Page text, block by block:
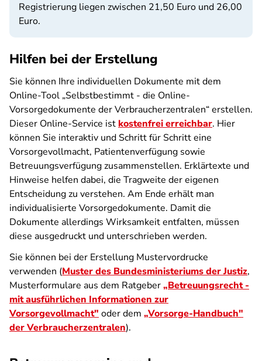
Registrierung liegen zwischen 21,50 Euro und 26,00
Euro.
Hilfen bei der Erstellung
Sie können Ihre individuellen Dokumente mit dem
Online-Tool „Selbstbestimmt - die Online-
Vorsorgedokumente der Verbraucherzentralen“ erstellen.
Dieser Online-Service ist kostenfrei erreichbar. Hier
können Sie interaktiv und Schritt für Schritt eine
Vorsorgevollmacht, Patientenverfügung sowie
Betreuungsverfügung zusammenstellen. Erklärtexte und
Hinweise helfen dabei, die Tragweite der eigenen
Entscheidung zu verstehen. Am Ende erhält man
individualisierte Vorsorgedokumente. Damit die
Dokumente allerdings Wirksamkeit entfalten, müssen
diese ausgedruckt und unterschrieben werden.
Sie können bei der Erstellung Mustervordrucke
verwenden (Muster des Bundesministeriums der Justiz,
Musterformulare aus dem Ratgeber„Betreuungsrecht -
mit ausführlichen Informationen zur
Vorsorgevollmacht" oder dem „Vorsorge-Handbuch"
der Verbraucherzentralen).